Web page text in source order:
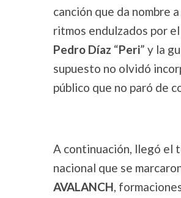
canción que da nombre
ritmos endulzados por
Pedro Díaz “Peri” y la
supuesto no olvidó
público que no paró de
A continuación, llegó el
nacional que se
AVALANCH,